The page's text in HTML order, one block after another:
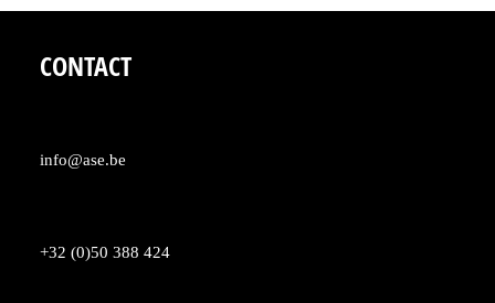
CONTACT
info@ase.be
+32 (0)50 388 424